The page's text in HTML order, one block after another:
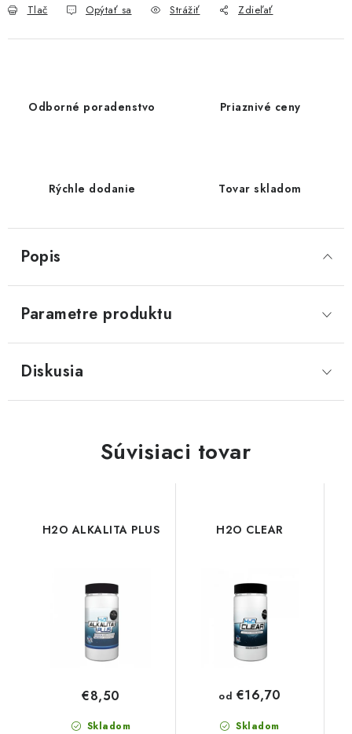
Tlač Opýtať sa Strážiť Zdieľať
Odborné poradenstvo Priaznivé ceny
Rýchle dodanie Tovar skladom
Popis
Parametre produktu
Diskusia
Súvisiaci tovar
H2O ALKALITA PLUS
Skladom
€8,50
H2O CLEAR
Skladom
od €16,70